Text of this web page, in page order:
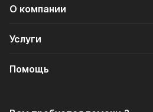
О компании
Услуги
Помощь